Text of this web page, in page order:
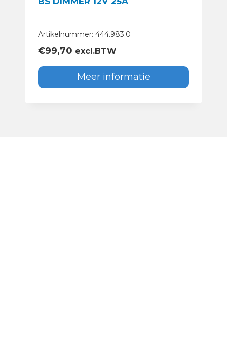
Artikelnummer: 444.983.0
€99,70 excl.BTW
Meer informatie